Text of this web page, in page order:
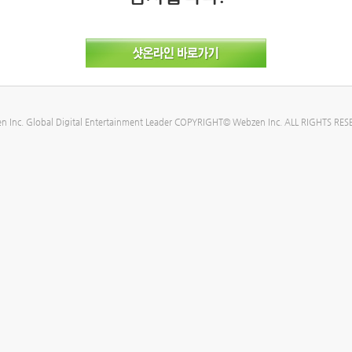
Inc. Global Digital Entertainment Leader COPYRIGHT© Webzen Inc. ALL RIGHTS